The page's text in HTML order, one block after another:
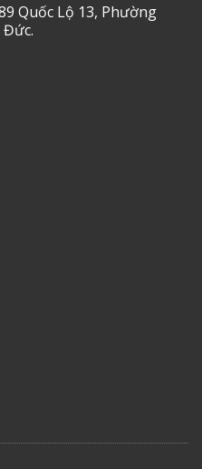
Quốc Lộ 13, Phường
Đức.